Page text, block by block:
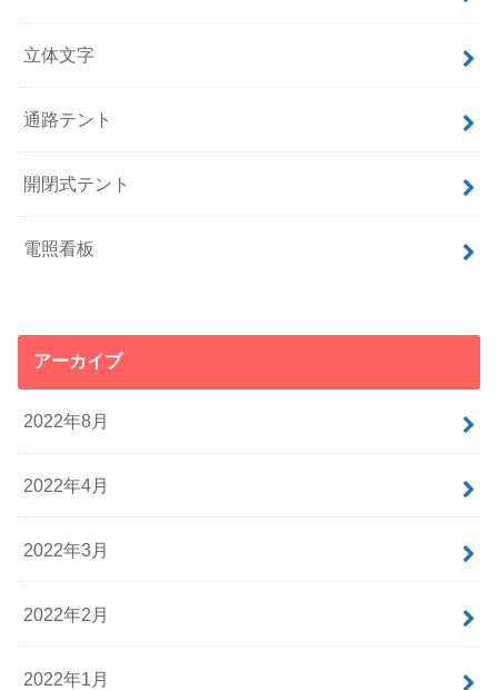
立体文字
通路テント
開閉式テント
電照看板
アーカイブ
2022年8月
2022年4月
2022年3月
2022年2月
2022年1月